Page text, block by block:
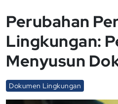
Perubahan
Lingkungan:
Menyusun
Dokumen Lingkungan